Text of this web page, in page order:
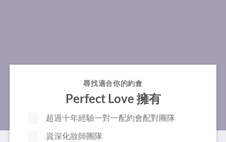
尋找適合你的約會
Perfect Love 擁有
超過十年經驗一對一配約會配對團隊
資深化妝師團隊